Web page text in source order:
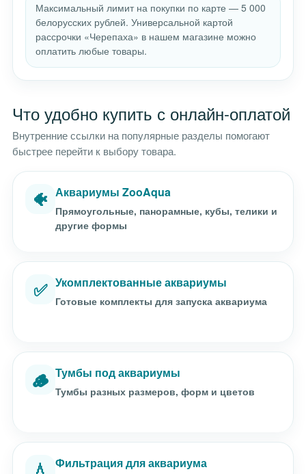
Максимальный лимит на покупки по карте — 5 000
белорусских рублей. Универсальной картой
рассрочки «Черепаха» в нашем магазине можно
оплатить любые товары.
Что удобно купить с онлайн-оплатой
Внутренние ссылки на популярные разделы помогают
быстрее перейти к выбору товара.
🐠 Аквариумы ZooAqua
Прямоугольные, панорамные, кубы, телики и
другие формы
✅ Укомплектованные аквариумы
Готовые комплекты для запуска аквариума
🪵 Тумбы под аквариумы
Тумбы разных размеров, форм и цветов
Фильтрация для аквариума